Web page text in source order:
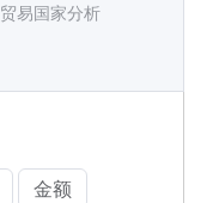
贸易国家分析
金额